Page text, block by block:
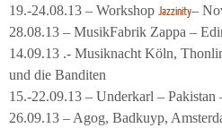
19.-24.08.13 – Workshop Jazzinity–
28.08.13 – MusikFabrik Zappa –
14.09.13 .- Musiknacht Köln,
und die Banditen
15.-22.09.13 – Underkarl –
26.09.13 – Agog, Badkuyp,